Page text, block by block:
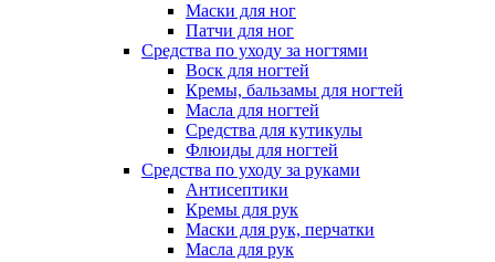
Маски для ног
Патчи для ног
Средства по уходу за ногтями
Воск для ногтей
Кремы, бальзамы для ногтей
Масла для ногтей
Средства для кутикулы
Флюиды для ногтей
Средства по уходу за руками
Антисептики
Кремы для рук
Маски для рук, перчатки
Масла для рук